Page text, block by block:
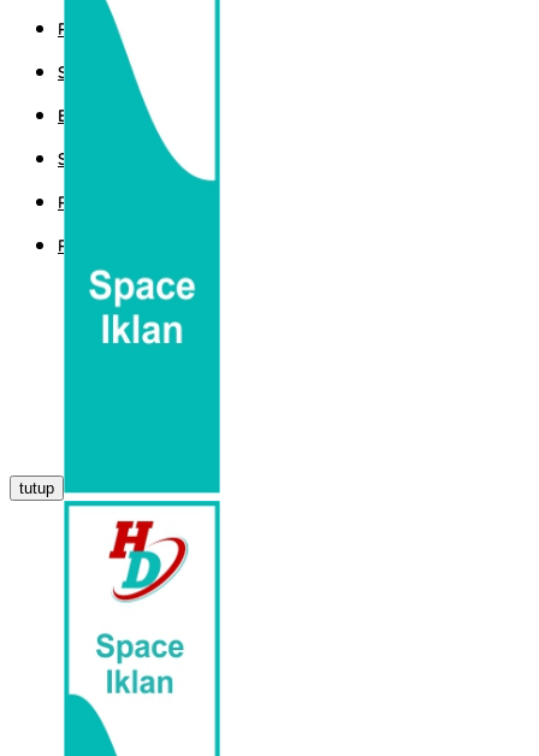
POLITIK
SPORT
EKBIS
SAINTEK
PEMERINTAHAN
PARLEMEN
tutup